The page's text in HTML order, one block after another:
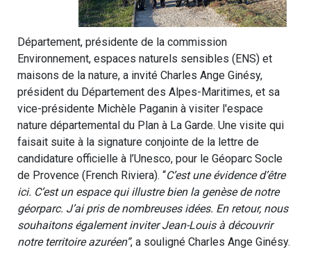
Département, présidente de la commission
Environnement, espaces naturels sensibles (ENS) et
maisons de la nature, a invité Charles Ange Ginésy,
président du Département des Alpes-Maritimes, et sa
vice-présidente Michèle Paganin à visiter l'espace
nature départemental du Plan à La Garde. Une visite qui
faisait suite à la signature conjointe de la lettre de
candidature officielle à l’Unesco, pour le Géoparc Socle
de Provence (French Riviera). “C’est une évidence d’être
ici. C’est un espace qui illustre bien la genèse de notre
géorparc. J’ai pris de nombreuses idées. En retour, nous
souhaitons également inviter Jean-Louis à découvrir
notre territoire azuréen”, a souligné Charles Ange Ginésy.